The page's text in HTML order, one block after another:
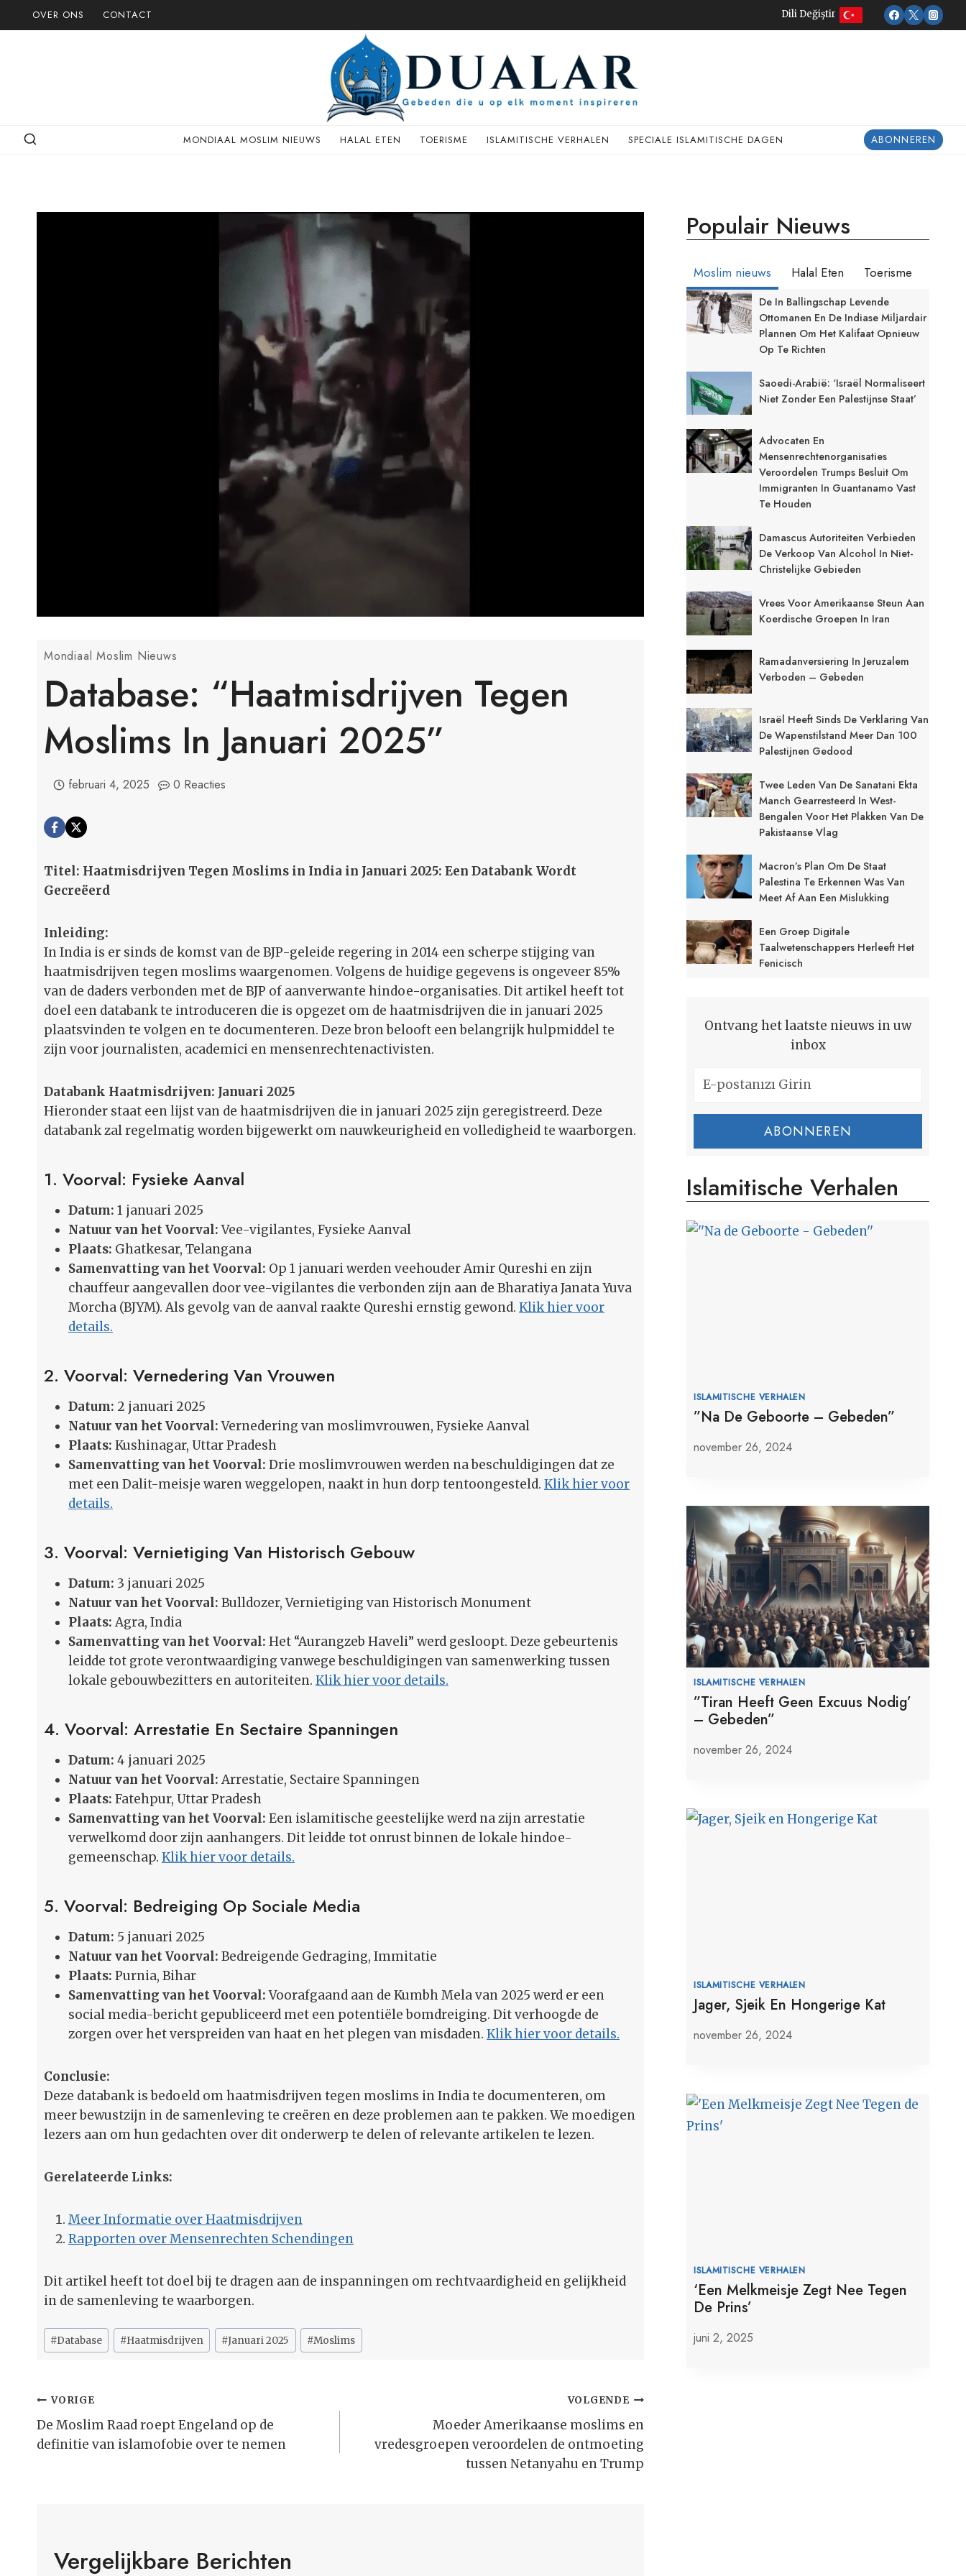
Doorgaan
naar
OVER ONS CONTACT Dili Değiştir
MONDIAAL MOSLIM NIEUWS HALAL ETEN TOERISME ISLAMITISCHE VERHALEN SPECIALE ISLAMITISCHE DAGEN ABONNEREN
Mondiaal Moslim Nieuws
Database: “Haatmisdrijven Tegen
Moslims In Januari 2025”
februari 4, 2025 0 Reacties
Titel: Haatmisdrijven Tegen Moslims in India in Januari 2025: Een Databank Wordt
Gecreëerd
Inleiding:
In India is er sinds de komst van de BJP-geleide regering in 2014 een scherpe stijging van
haatmisdrijven tegen moslims waargenomen. Volgens de huidige gegevens is ongeveer 85%
van de daders verbonden met de BJP of aanverwante hindoe-organisaties. Dit artikel heeft tot
doel een databank te introduceren die is opgezet om de haatmisdrijven die in januari 2025
plaatsvinden te volgen en te documenteren. Deze bron belooft een belangrijk hulpmiddel te
zijn voor journalisten, academici en mensenrechtenactivisten.
Databank Haatmisdrijven: Januari 2025
Hieronder staat een lijst van de haatmisdrijven die in januari 2025 zijn geregistreerd. Deze
databank zal regelmatig worden bijgewerkt om nauwkeurigheid en volledigheid te waarborgen.
1. Voorval: Fysieke Aanval
Datum: 1 januari 2025
Natuur van het Voorval:Vee-vigilantes, Fysieke Aanval
Plaats: Ghatkesar, Telangana
Samenvatting van het Voorval: Op 1 januari werden veehouder Amir Qureshi en zijn
chauffeur aangevallen door vee-vigilantes die verbonden zijn aan de Bharatiya Janata Yuva
Morcha (BJYM). Als gevolg van de aanval raakte Qureshi ernstig gewond. Klik hier voor
details.
2. Voorval: Vernedering Van Vrouwen
Datum: 2 januari 2025
Natuur van het Voorval:Vernedering van moslimvrouwen, Fysieke Aanval
Plaats: Kushinagar, Uttar Pradesh
Samenvatting van het Voorval: Drie moslimvrouwen werden na beschuldigingen dat ze
met een Dalit-meisje waren weggelopen, naakt in hun dorp tentoongesteld. Klik hier voor
details.
3. Voorval: Vernietiging Van Historisch Gebouw
Datum: 3 januari 2025
Natuur van het Voorval: Bulldozer, Vernietiging van Historisch Monument
Plaats: Agra, India
Samenvatting van het Voorval: Het “Aurangzeb Haveli” werd gesloopt. Deze gebeurtenis
leidde tot grote verontwaardiging vanwege beschuldigingen van samenwerking tussen
lokale gebouwbezitters en autoriteiten. Klik hier voor details.
4. Voorval: Arrestatie En Sectaire Spanningen
Datum: 4 januari 2025
Natuur van het Voorval: Arrestatie, Sectaire Spanningen
Plaats: Fatehpur, Uttar Pradesh
Samenvatting van het Voorval: Een islamitische geestelijke werd na zijn arrestatie
verwelkomd door zijn aanhangers. Dit leidde tot onrust binnen de lokale hindoe-
gemeenschap. Klik hier voor details.
5. Voorval: Bedreiging Op Sociale Media
Datum: 5 januari 2025
Natuur van het Voorval: Bedreigende Gedraging, Immitatie
Plaats: Purnia, Bihar
Samenvatting van het Voorval:Voorafgaand aan de Kumbh Mela van 2025 werd er een
social media-bericht gepubliceerd met een potentiële bomdreiging. Dit verhoogde de
zorgen over het verspreiden van haat en het plegen van misdaden. Klik hier voor details.
Conclusie:
Deze databank is bedoeld om haatmisdrijven tegen moslims in India te documenteren, om
meer bewustzijn in de samenleving te creëren en deze problemen aan te pakken. We moedigen
lezers aan om hun gedachten over dit onderwerp te delen of relevante artikelen te lezen.
Gerelateerde Links:
Meer Informatie over Haatmisdrijven
Rapporten over Mensenrechten Schendingen
Dit artikel heeft tot doel bij te dragen aan de inspanningen om rechtvaardigheid en gelijkheid
in de samenleving te waarborgen.
Bericht
tags:
#Database #Haatmisdrijven #Januari 2025 #Moslims
Bericht
Navigatie
VORIGE
De Moslim Raad roept Engeland op de
definitie van islamofobie over te nemen
VOLGENDE
Moeder Amerikaanse moslims en
vredesgroepen veroordelen de ontmoeting
tussen Netanyahu en Trump
Vergelijkbare Berichten
Populair Nieuws
Moslim nieuws Halal Eten Toerisme
De In Ballingschap Levende
Ottomanen En De Indiase Miljardair
Plannen Om Het Kalifaat Opnieuw
Op Te Richten
Saoedi-Arabië: ‘Israël Normaliseert
Niet Zonder Een Palestijnse Staat’
Advocaten En
Mensenrechtenorganisaties
Veroordelen Trumps Besluit Om
Immigranten In Guantanamo Vast
Te Houden
Damascus Autoriteiten Verbieden
De Verkoop Van Alcohol In Niet-
Christelijke Gebieden
Vrees Voor Amerikaanse Steun Aan
Koerdische Groepen In Iran
Ramadanversiering In Jeruzalem
Verboden – Gebeden
Israël Heeft Sinds De Verklaring Van
De Wapenstilstand Meer Dan 100
Palestijnen Gedood
Twee Leden Van De Sanatani Ekta
Manch Gearresteerd In West-
Bengalen Voor Het Plakken Van De
Pakistaanse Vlag
Macron’s Plan Om De Staat
Palestina Te Erkennen Was Van
Meet Af Aan Een Mislukking
Een Groep Digitale
Taalwetenschappers Herleeft Het
Fenicisch
Ontvang het laatste nieuws in uw
inbox
ABONNEREN
Islamitische Verhalen
ISLAMITISCHE VERHALEN
”Na De Geboorte – Gebeden”
november 26, 2024
ISLAMITISCHE VERHALEN
”Tiran Heeft Geen Excuus Nodig’
– Gebeden”
november 26, 2024
ISLAMITISCHE VERHALEN
Jager, Sjeik En Hongerige Kat
november 26, 2024
ISLAMITISCHE VERHALEN
‘Een Melkmeisje Zegt Nee Tegen
De Prins’
juni 2, 2025